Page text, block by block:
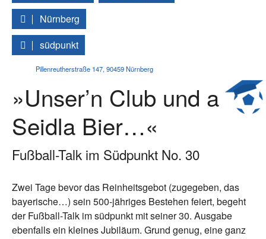
Nürnberg
südpunkt
Pillenreutherstraße 147, 90459Nürnberg
»Unser’n Club und a
Seidla Bier…«
Fußball-Talk im Südpunkt No. 30
Zwei Tage bevor das Reinheitsgebot (zugegeben, das
bayerische…) sein 500-jähriges Bestehen feiert, begeht
der Fußball-Talk im südpunkt mit seiner 30. Ausgabe
ebenfalls ein kleines Jubiläum. Grund genug, eine ganz